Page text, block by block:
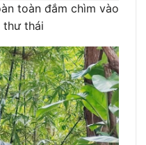
toàn đắm chìm vào
thư thái